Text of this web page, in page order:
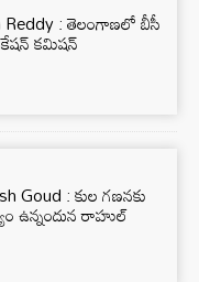
Reddy : తెలంగాణలో బీసీ
కమిషన్‌
Goud : కుల గణనకు
ఉన్నందున రాహుల్